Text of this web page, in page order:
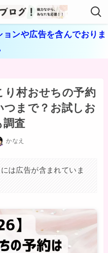
ョンや広告を含んでおりま
り村おせちの予約
つまで？お試しお
調査
かなえ
は広告が含まれていま